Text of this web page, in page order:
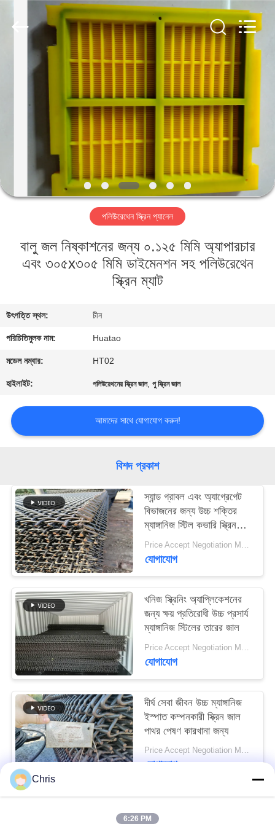
আমাদের
সম্পর্কে
কারখানা
যোগাযোগ
করুন
খবর
উদ্ধৃতির
জন্য
SITEMAP
PRIVACY
POLICY
LTD.
পলিউরেথেন স্ক্রিন প্যানেল
বালু জল নিষ্কাশনের জন্য ০.১২৫ মিমি অ্যাপারচার
এবং ৩০৫x৩০৫ মিমি ডাইমেনশন সহ পলিউরেথেন
স্ক্রিন ম্যাট
উৎপত্তি স্থল: চীন
পরিচিতিমুলক নাম: Huatao
মডেল নম্বার: HT02
হাইলাইট: পলিউরেথনের স্ক্রিন জাল,পু স্ক্রিন জাল
আমাদের সাথে যোগাযোগ করুন!
বিশদ প্রকাশ
স্যান্ড গ্রাবল এবং অ্যাগ্রেগেট
বিভাজনের জন্য উচ্চ শক্তির
ম্যাঙ্গানিজ স্টিল কভারি স্ক্রিন
জাল
Price Accept Negotiation MOQ:10 টুকরা
যোগাযোগ
খনিজ স্ক্রিনিং অ্যাপ্লিকেশনের
জন্য ক্ষয় প্রতিরোধী উচ্চ প্রসার্য
ম্যাঙ্গানিজ স্টিলের তারের জাল
Price Accept Negotiation MOQ:10 টুকরা
যোগাযোগ
দীর্ঘ সেবা জীবন উচ্চ ম্যাঙ্গানিজ
ইস্পাত কম্পনকারী স্ক্রিন জাল
পাথর পেষণ কারখানা জন্য
Price Accept Negotiation MOQ:10 টুকরা
যোগাযোগ
Chris
6:26 PM